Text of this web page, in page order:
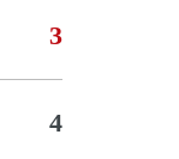
3
4